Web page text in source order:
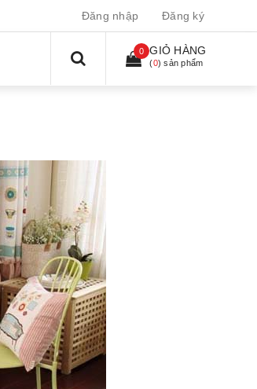
Đăng nhập Đăng ký
0 GIỎ HÀNG
(0) sản phẩm